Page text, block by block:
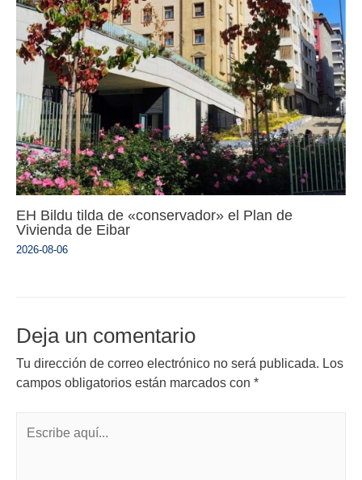
EH Bildu tilda de «conservador» el Plan de
Vivienda de Eibar
2026-08-06
Deja un comentario
Tu dirección de correo electrónico no será publicada. Los
campos obligatorios están marcados con *